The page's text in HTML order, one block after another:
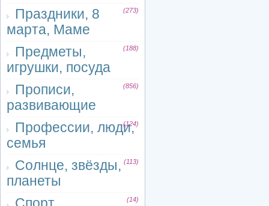
Праздники, 8
марта, Маме
(273)
Предметы,
игрушки, посуда
(188)
Прописи,
развивающие
(856)
Профессии, люди,
семья
(124)
Солнце, звёзды,
планеты
(113)
(14)